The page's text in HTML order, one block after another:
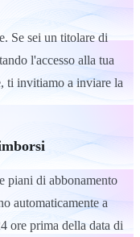
Se sei un titolare di
l'accesso alla tua
ti invitiamo a inviare la
piani di abbonamento
automaticamente a
ore prima della data di